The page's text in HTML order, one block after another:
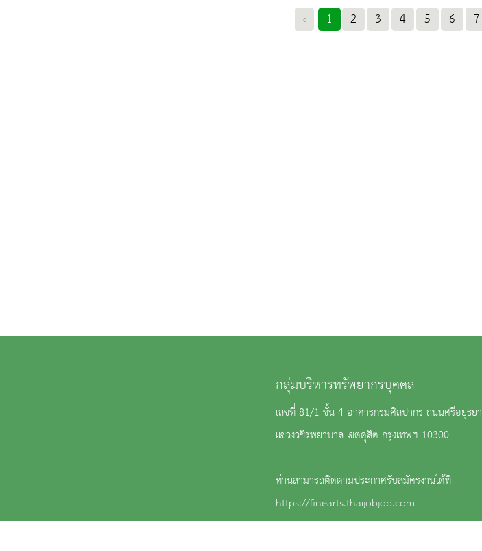
‹ 1 2 3 4 5 6 7
กลุ่มบริหารทรัพยากรบุคคล
เลขที่ 81/1 ชั้น 4 อาคารกรมศิลปากร ถนนศรีอยุธยา
แขวงวชิรพยาบาล เขตดุสิต กรุงเทพฯ 10300
ท่านสามารถติดตามประกาศรับสมัครงานได้ที่
https://finearts.thaijobjob.com